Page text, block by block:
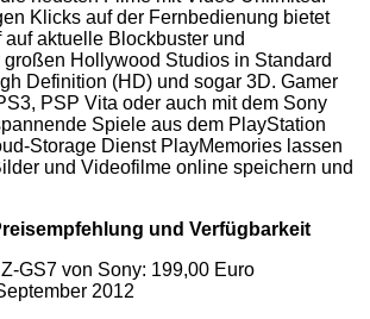
Klicks auf der Fernbedienung bietet
aktuelle Blockbuster und
Hollywood Studios in Standard
Definition (HD) und sogar 3D. Gamer
PSP Vita oder auch mit dem Sony
Spiele aus dem PlayStation
Storage Dienst PlayMemories lassen
und Videofilme online speichern und
und Verfügbarkeit
GS7 von Sony: 199,00 Euro
2012